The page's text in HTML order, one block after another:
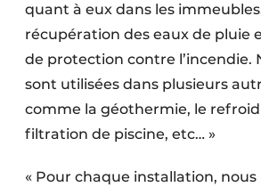
quant à eux dans les
récupération des eaux de pluie
de protection contre l’incendie.
sont utilisées dans plusieurs
comme la géothermie, le
filtration de piscine, etc… »
« Pour chaque installation, nous